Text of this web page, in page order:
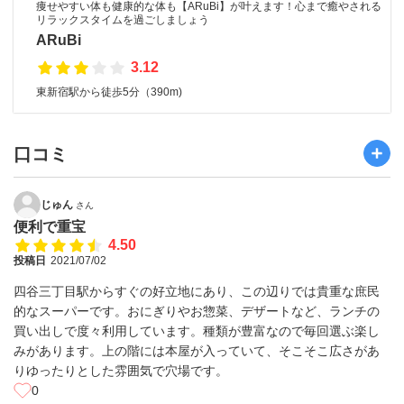
痩せやすい体も健康的な体も【ARuBi】が叶えます！心まで癒やされる
リラックスタイムを過ごしましょう
ARuBi
3.12
東新宿駅から徒歩5分（390m)
口コミ
じゅん さん
便利で重宝
4.50
投稿日 2021/07/02
四谷三丁目駅からすぐの好立地にあり、この辺りでは貴重な庶民
的なスーパーです。おにぎりやお惣菜、デザートなど、ランチの
買い出しで度々利用しています。種類が豊富なので毎回選ぶ楽し
みがあります。上の階には本屋が入っていて、そこそこ広さがあ
りゆったりとした雰囲気で穴場です。
0